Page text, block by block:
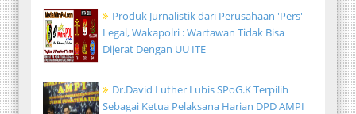
Produk Jurnalistik dari Perusahaan 'Pers'
Legal, Wakapolri : Wartawan Tidak Bisa
Dijerat Dengan UU ITE
Dr.David Luther Lubis SPoG.K Terpilih
Sebagai Ketua Pelaksana Harian DPD AMPI